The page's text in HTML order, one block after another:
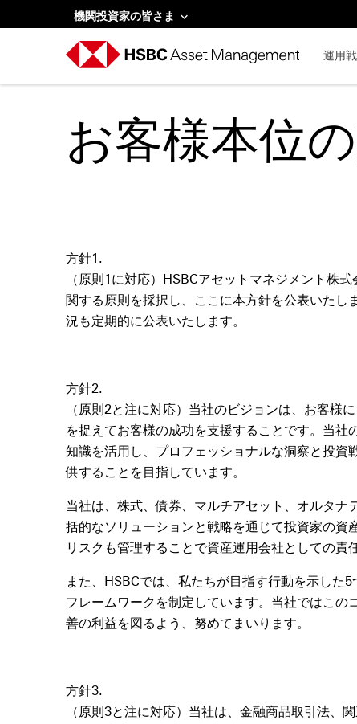
機関投資家の皆さま
運用
お客様本位
方針1.
（原則1に対応）HSBCアセットマネジメント株
関する原則を採択し、ここに本方針を公表いた
況も定期的に公表いたします。
方針2.
（原則2と注に対応）当社のビジョンは、お客様
を捉えてお客様の成功を支援することです。当
知識を活用し、プロフェッショナルな洞察と投
供することを目指しています。
当社は、株式、債券、マルチアセット、オルタ
括的なソリューションと戦略を通じて投資家の
リスクも管理することで資産運用会社としての責
また、HSBCでは、私たちが目指す行動を示した
フレームワークを制定しています。当社ではこ
善の利益を図るよう、努めてまいります。
方針3.
（原則3と注に対応）当社は、金融商品取引法、